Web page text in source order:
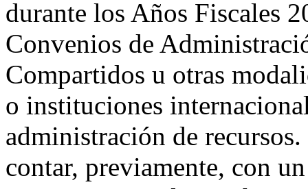
durante los Años Fiscales
Convenios de
Compartidos u otras
o instituciones
administración de
contar, previamente, con